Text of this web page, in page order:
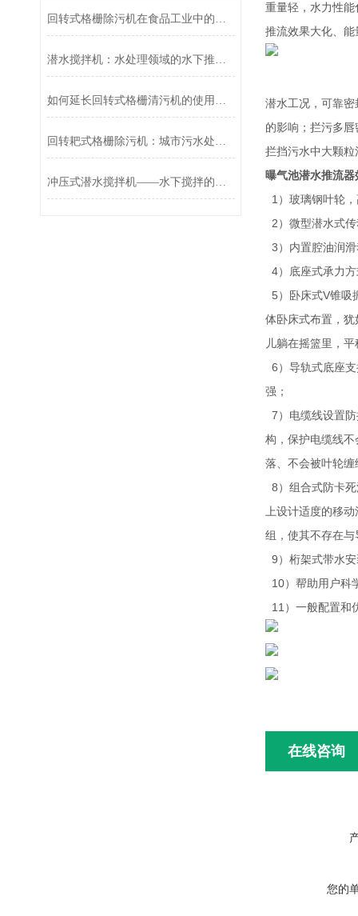
重量轻，水力性能
推流效果大化、
潜水工况，可靠
的影响；拦污多唇
拦挡污水中大颗
曝气池潜水推流器
1）玻璃钢叶轮
2）微型潜水式
3）内置腔油润
4）底座式承力
5）卧床式V锥吸
体卧床式布置，犹
儿躺在摇篮里，
6）导轨式底座
强；
7）电缆线设置
构，保护电缆线不
落、不会被叶轮缠
8）组合式防卡
上设计适度的移
组，使其不存在
9）桁架式带水
10）帮助用户科
11）一般配置和
在线咨询
您的
回转式格栅除污机在食品工业中的应用
潜水搅拌机：水处理领域的水下推动者
如何延长回转式格栅清污机的使用寿命
回转耙式格栅除污机：城市污水处理的“清道夫”
冲压式潜水搅拌机——水下搅拌的能工巧匠